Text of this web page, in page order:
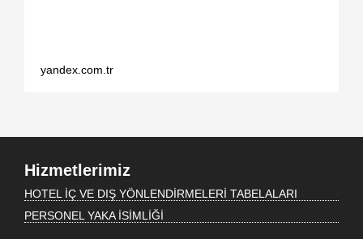
yandex.com.tr
Hizmetlerimiz
HOTEL İÇ VE DIŞ YÖNLENDİRMELERİ TABELALARI
PERSONEL YAKA İSİMLİĞİ